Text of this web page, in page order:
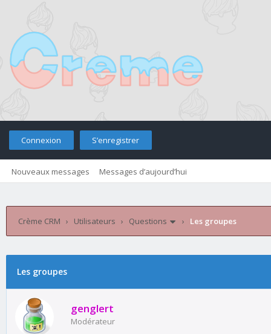
Connexion S’enregistrer
Nouveaux messages Messages d’aujourd’hui
Crème CRM › Utilisateurs › Questions › Les groupes
Les groupes
genglert
Modérateur